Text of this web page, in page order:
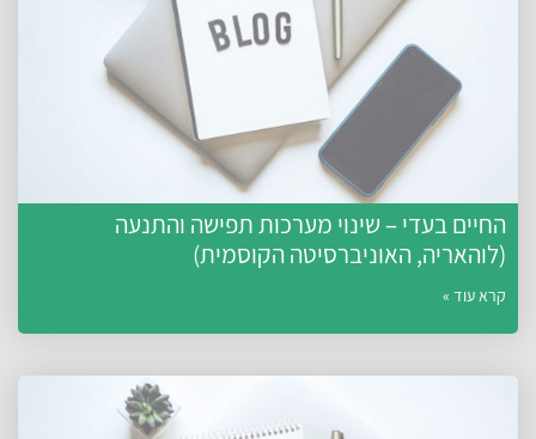
החיים בעדי – שינוי מערכות תפישה והתנעה
(לוהאריה, האוניברסיטה הקוסמית)
קרא עוד »